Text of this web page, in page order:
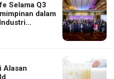
Selama Q3
dalam
Alasan